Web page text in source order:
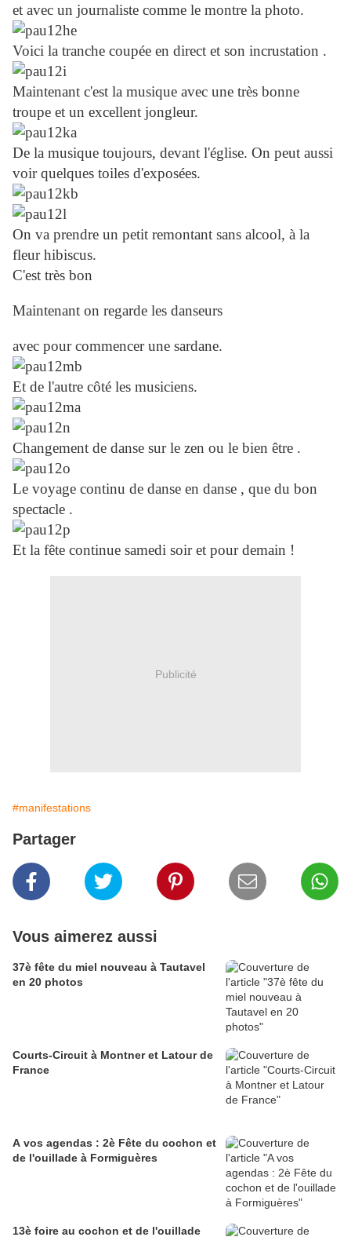
et avec un journaliste comme le montre la photo.
Voici la tranche coupée en direct et son incrustation .
Maintenant c'est la musique avec une très bonne
troupe et un excellent jongleur.
De la musique toujours, devant l'église. On peut aussi
voir quelques toiles d'exposées.
On va prendre un petit remontant sans alcool, à la
fleur hibiscus.
C'est très bon
Maintenant on regarde les danseurs
avec pour commencer une sardane.
Et de l'autre côté les musiciens.
Changement de danse sur le zen ou le bien être .
Le voyage continu de danse en danse , que du bon
spectacle .
Et la fête continue samedi soir et pour demain !
Publicité
#manifestations
Partager
Vous aimerez aussi
37è fête du miel nouveau à Tautavel
en 20 photos
Courts-Circuit à Montner et Latour de
France
A vos agendas : 2è Fête du cochon et
de l'ouillade à Formiguères
13è foire au cochon et de l'ouillade